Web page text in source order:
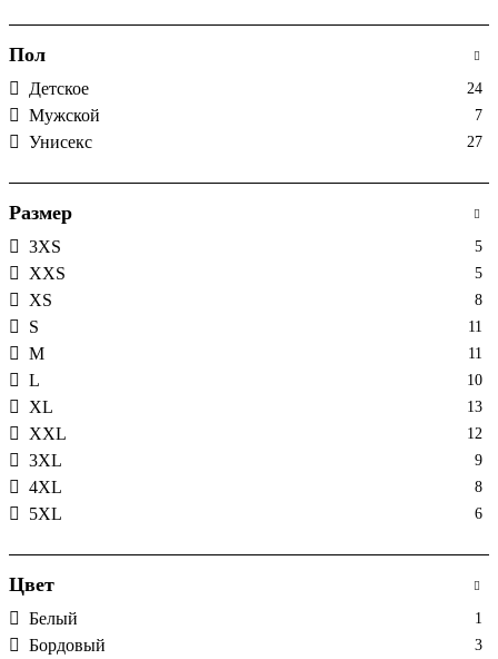
Пол
Детское 24
Мужской 7
Унисекс 27
Размер
3XS 5
XXS 5
XS 8
S 11
M 11
L 10
XL 13
XXL 12
3XL 9
4XL 8
5XL 6
Цвет
Белый 1
Бордовый 3